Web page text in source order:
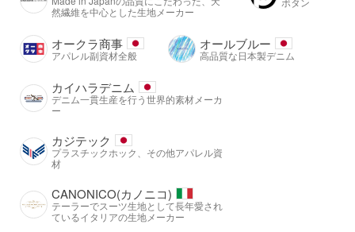
然繊維を中心とした生地メーカー
オークラ商事
アパレル副資材全般
オールブルー
高品質な日本製デニム
カイハラデニム
デニム一貫生産を行う世界的素材メーカ
ー
カジテック
プラスチックホック、その他アパレル資
材
CANONICO(カノニコ)
テーラーでスーツ生地として長年愛され
ているイタリアの生地メーカー